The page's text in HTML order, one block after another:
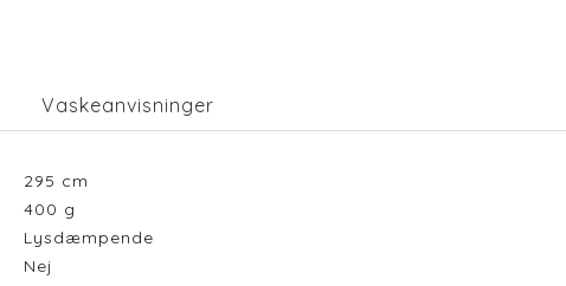
Vaskeanvisninger
295 cm
400 g
Lysdæmpende
Nej